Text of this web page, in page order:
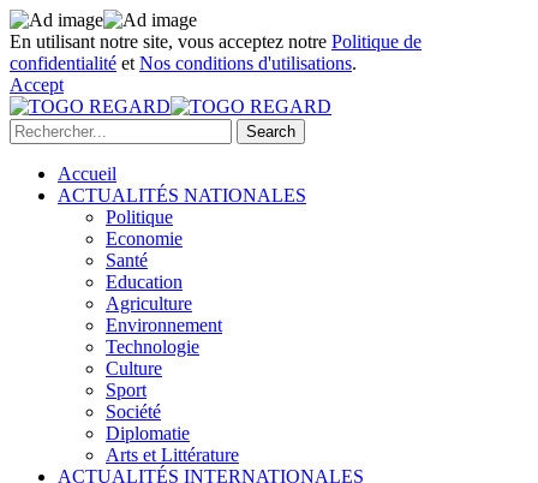
En utilisant notre site, vous acceptez notre Politique de
confidentialité et Nos conditions d'utilisations.
Accept
Accueil
ACTUALITÉS NATIONALES
Politique
Economie
Santé
Education
Agriculture
Environnement
Technologie
Culture
Sport
Société
Diplomatie
Arts et Littérature
ACTUALITÉS INTERNATIONALES